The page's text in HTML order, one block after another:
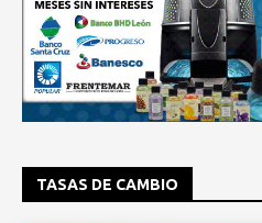
TASAS DE CAMBIO